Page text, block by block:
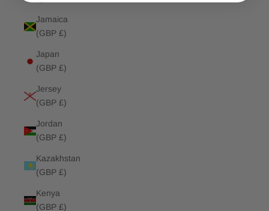
Jamaica
(GBP £)
Japan
(GBP £)
Jersey
(GBP £)
Jordan
(GBP £)
Kazakhstan
(GBP £)
Kenya
(GBP £)